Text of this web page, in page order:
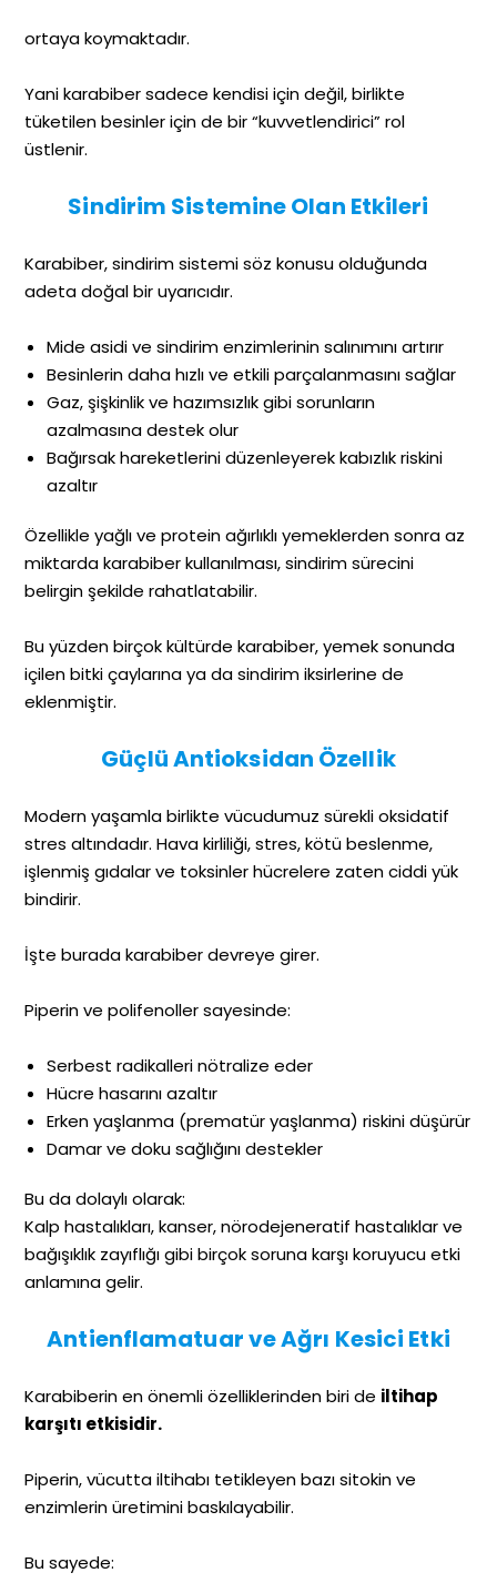
ortaya koymaktadır.
Yani karabiber sadece kendisi için değil, birlikte
tüketilen besinler için de bir “kuvvetlendirici” rol
üstlenir.
Sindirim Sistemine Olan Etkileri
Karabiber, sindirim sistemi söz konusu olduğunda
adeta doğal bir uyarıcıdır.
Mide asidi ve sindirim enzimlerinin salınımını artırır
Besinlerin daha hızlı ve etkili parçalanmasını sağlar
Gaz, şişkinlik ve hazımsızlık gibi sorunların
azalmasına destek olur
Bağırsak hareketlerini düzenleyerek kabızlık riskini
azaltır
Özellikle yağlı ve protein ağırlıklı yemeklerden sonra az
miktarda karabiber kullanılması, sindirim sürecini
belirgin şekilde rahatlatabilir.
Bu yüzden birçok kültürde karabiber, yemek sonunda
içilen bitki çaylarına ya da sindirim iksirlerine de
eklenmiştir.
Güçlü Antioksidan Özellik
Modern yaşamla birlikte vücudumuz sürekli oksidatif
stres altındadır. Hava kirliliği, stres, kötü beslenme,
işlenmiş gıdalar ve toksinler hücrelere zaten ciddi yük
bindirir.
İşte burada karabiber devreye girer.
Piperin ve polifenoller sayesinde:
Serbest radikalleri nötralize eder
Hücre hasarını azaltır
Erken yaşlanma (prematür yaşlanma) riskini düşürür
Damar ve doku sağlığını destekler
Bu da dolaylı olarak:
Kalp hastalıkları, kanser, nörodejeneratif hastalıklar ve
bağışıklık zayıflığı gibi birçok soruna karşı koruyucu etki
anlamına gelir.
Antienflamatuar ve Ağrı Kesici Etki
Karabiberin en önemli özelliklerinden biri de iltihap
karşıtı etkisidir.
Piperin, vücutta iltihabı tetikleyen bazı sitokin ve
enzimlerin üretimini baskılayabilir.
Bu sayede: